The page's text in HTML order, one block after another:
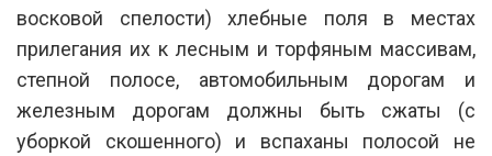
восковой спелости) хлебные поля в местах
прилегания их к лесным и торфяным массивам,
степной полосе, автомобильным дорогам и
железным дорогам должны быть сжаты (с
уборкой скошенного) и вспаханы полосой не